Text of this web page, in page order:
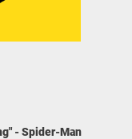
- Spider-Man